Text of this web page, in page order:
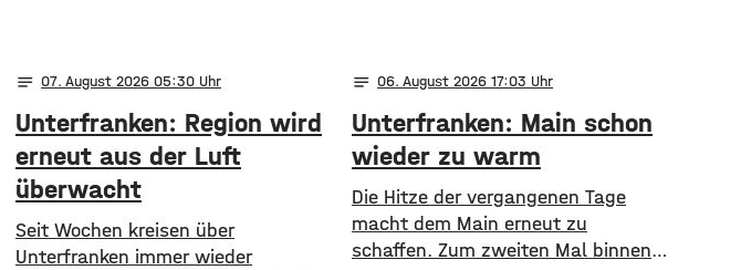
notes 07. August 2026 05:30
Unterfranken: Region wird
erneut aus der Luft
überwacht
​​Seit Wochen kreisen über
Unterfranken immer wieder
notes 06. August 2026 17:03
Unterfranken: Main schon
wieder zu warm
Die Hitze der vergangenen Tage
macht dem Main erneut zu
schaffen. Zum zweiten Mal binnen